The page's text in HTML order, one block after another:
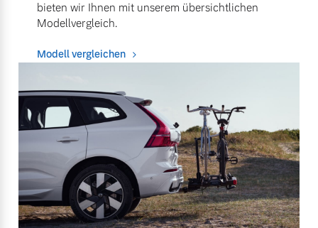
bieten wir Ihnen mit unserem übersichtlichen
Modellvergleich.
Modell vergleichen